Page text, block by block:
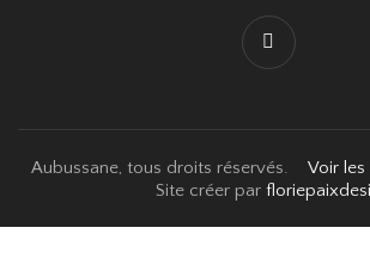
Aubussane, tous droits réservés. Voir les
Site créer par